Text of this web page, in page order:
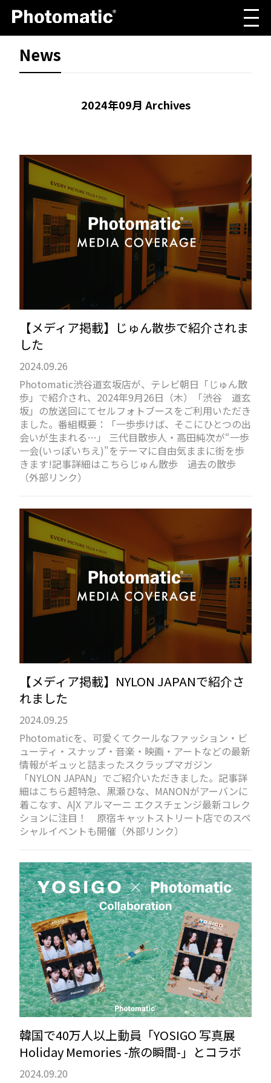
News
2024年09月 Archives
【メディア掲載】じゅん散歩で紹介されま
した
2024.09.26
Photomatic渋谷道玄坂店が、テレビ朝日「じゅん散
歩」で紹介され、2024年9月26日（木）「渋谷 道玄
坂」の放送回にてセルフォトブースをご利用いただき
ました。番組概要：「一歩歩けば、そこにひとつの出
会いが生まれる…」 三代目散歩人・高田純次が“一歩
一会(いっぽいちえ)"をテーマに自由気ままに街を歩
きます!記事詳細はこちらじゅん散歩 過去の散歩
（外部リンク）
【メディア掲載】NYLON JAPANで紹介さ
れました
2024.09.25
Photomaticを、可愛くてクールなファッション・ビ
ューティ・スナップ・音楽・映画・アートなどの最新
情報がギュッと詰まったスクラップマガジン
「NYLON JAPAN」でご紹介いただきました。記事詳
細はこちら超特急、黒瀬ひな、MANONがアーバンに
着こなす、A|X アルマーニ エクスチェンジ最新コレク
ションに注目！ 原宿キャットストリート店でのスペ
シャルイベントも開催（外部リンク）
韓国で40万人以上動員「YOSIGO 写真展
Holiday Memories -旅の瞬間-」とコラボ
2024.09.20